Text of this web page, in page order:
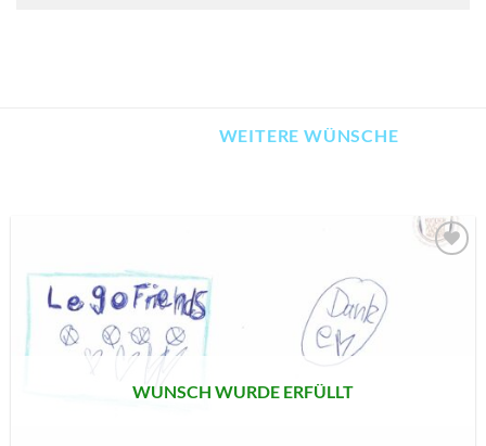
WEITERE WÜNSCHE
MERKLISTE
SETZEN
WUNSCH WURDE ERFÜLLT